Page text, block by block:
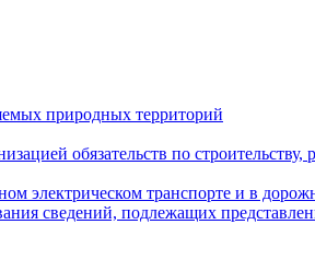
природных территорий
обязательств по
электрическом транспорте и в
сведений, подлежащих